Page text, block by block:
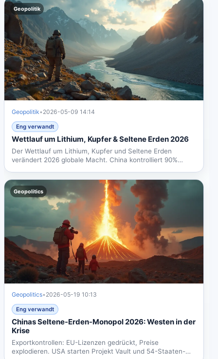
Geopolitik
Geopolitik• 2026-05-09 14:14
Eng verwandt
Wettlauf um Lithium, Kupfer & Seltene Erden 2026
Der Wettlauf um Lithium, Kupfer und Seltene Erden
verändert 2026 globale Macht. China kontrolliert 90%
Geopolitics
Geopolitics• 2026-05-19 10:13
Eng verwandt
Chinas Seltene-Erden-Monopol 2026: Westen in der
Krise
Exportkontrollen: EU-Lizenzen gedrückt, Preise
explodieren. USA starten Projekt Vault und 54-Staaten-